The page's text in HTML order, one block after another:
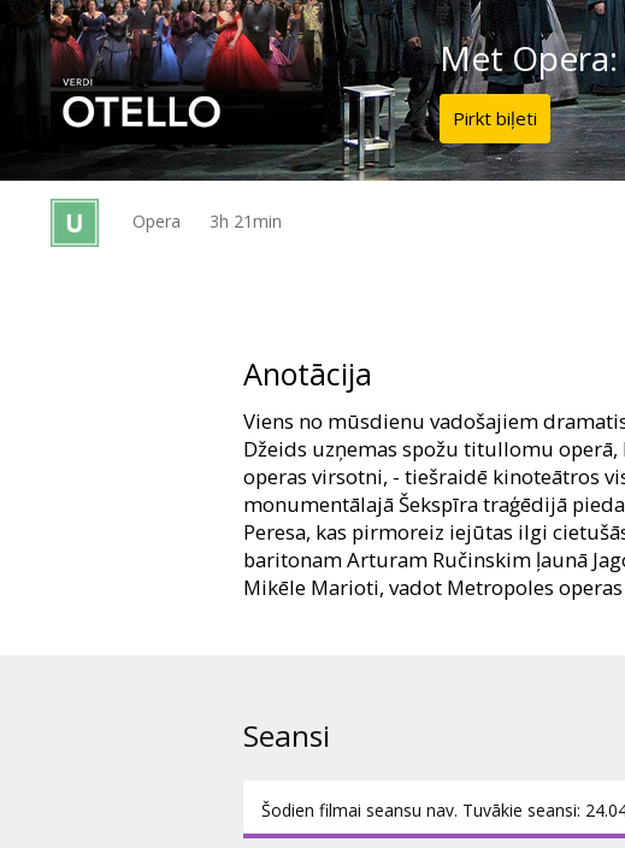
Pasākumi
Ziņas
Dāvanu
kartes
Met
Pirkt biļeti
Opera 3h 21min
Anotācija
Viens no mūsdienu vadošajiem
Džeids uzņemas spožu titullomu
operas virsotni, - tiešraidē kinoteātros
monumentālajā Šekspīra traģēdijā
Peresa, kas pirmoreiz iejūtas ilgi
baritonam Arturam Ručinskim ļaunā
Mikēle Marioti, vadot Metropoles
Seansi
Šodien filmai seansu nav. Tuvākie seansi: